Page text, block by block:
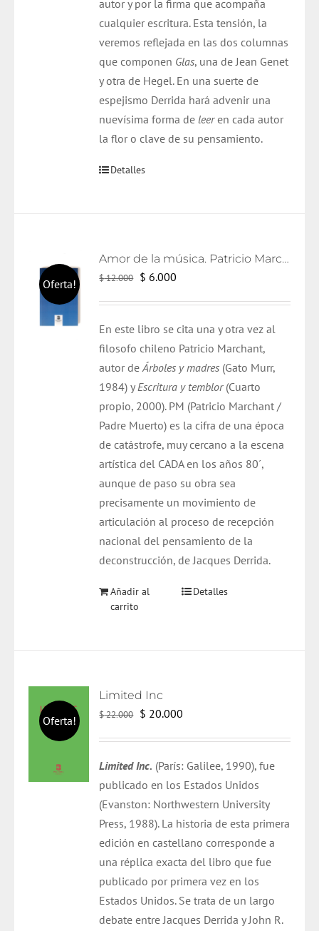
autor y por la firma que acompaña
cualquier escritura. Esta tensión, la
veremos reflejada en las dos columnas
que componen Glas, una de Jean Genet
y otra de Hegel. En una suerte de
espejismo Derrida hará advenir una
nuevísima forma deleeren cada autor
la flor o clave de su pensamiento.
Detalles
Oferta!
Amor de la música. Patricio Marchant.
$12.000 El
era:
$ 12.000.
$ 6.000
es:
$ 6.000.
En este libro se cita una y otra vez al
filosofo chileno Patricio Marchant,
autor deÁrboles y madres (Gato Murr,
1984) yEscritura y temblor(Cuarto
propio, 2000). PM (Patricio Marchant /
Padre Muerto) es la cifra de una época
de catástrofe, muy cercano a la escena
artística del CADA en los años 80´,
aunque de paso su obra sea
precisamente un movimiento de
articulación al proceso de recepción
nacional del pensamiento de la
deconstrucción, de Jacques Derrida.
Añadir al
carrito
Detalles
Oferta!
Limited Inc
$22.000 El
era:
$ 22.000.
$ 20.000
es:
$ 20.000.
Limited Inc. (París: Galilee, 1990), fue
publicado en los Estados Unidos
(Evanston: Northwestern University
Press, 1988). La historia de esta primera
edición en castellano corresponde a
una réplica exacta del libro que fue
publicado por primera vez en los
Estados Unidos. Se trata de un largo
debate entre Jacques Derrida y John R.